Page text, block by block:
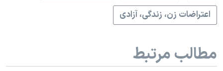
اعتراضات زن، زندگی، آزادی
مطالب مرتبط